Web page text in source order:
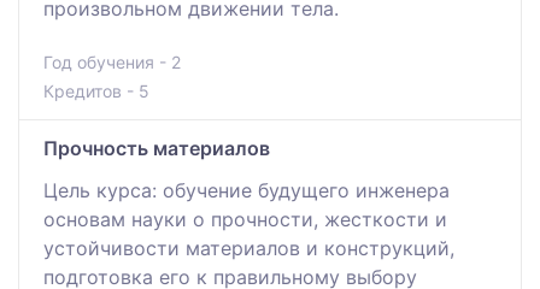
произвольном движении тела.
Год обучения - 2
Кредитов - 5
Прочность материалов
Цель курса: обучение будущего инженера
основам науки о прочности, жесткости и
устойчивости материалов и конструкций,
подготовка его к правильному выбору